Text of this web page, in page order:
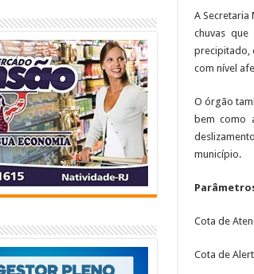
A Secretaria
chuvas
precipitado,
com nível
O órgão
bem como
município.
Cota de
Cota de